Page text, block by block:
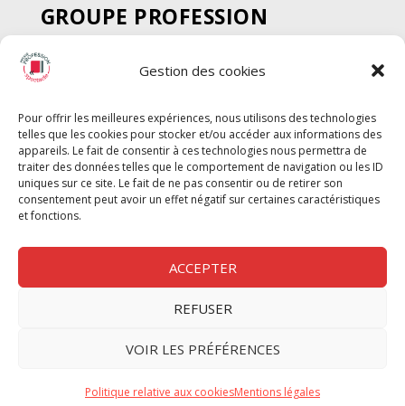
Gestion des cookies
Pour offrir les meilleures expériences, nous utilisons des technologies
telles que les cookies pour stocker et/ou accéder aux informations des
appareils. Le fait de consentir à ces technologies nous permettra de
traiter des données telles que le comportement de navigation ou les ID
uniques sur ce site. Le fait de ne pas consentir ou de retirer son
consentement peut avoir un effet négatif sur certaines caractéristiques
et fonctions.
ACCEPTER
REFUSER
VOIR LES PRÉFÉRENCES
Politique relative aux cookiesMentions légales
GROUPE PROFESSION
SPECTACLE
Chèque Intermittents
Chèque Compta
Chèque Emploi Spectacle
G-Pods
Profession Audio-visuel
Nous contacter